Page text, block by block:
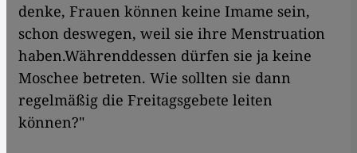
denke, Frauen können keine Imame sein,
schon deswegen, weil sie ihre Menstruation
haben.Währenddessen dürfen sie ja keine
Moschee betreten. Wie sollten sie dann
regelmäßig die Freitagsgebete leiten
können?"